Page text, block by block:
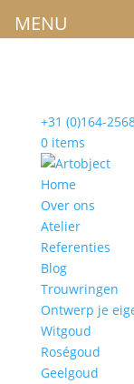
+31 (0)164-
0 items
Home
Over ons
Atelier
Referenties
Blog
Trouwringen
Ontwerp je
Witgoud
Roségoud
Geelgoud
MENU